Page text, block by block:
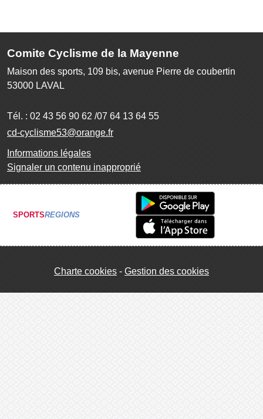
Comite Cyclisme de la Mayenne
Maison des sports, 109 bis, avenue Pierre de coubertin
53000 LAVAL
Tél. : 02 43 56 90 62 /07 64 13 64 55
cd-cyclisme53@orange.fr
Informations légales
Signaler un contenu inapproprié
SPORTSREGIONS
Charte cookies Gestion des cookies